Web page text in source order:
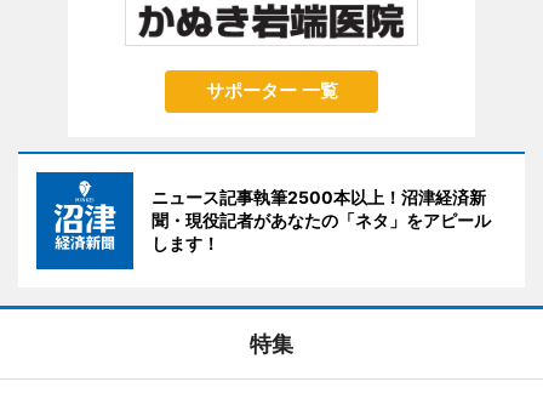
サポーター 一覧
ニュース記事執筆2500本以上！沼津経済新
聞・現役記者があなたの「ネタ」をアピール
します！
特集